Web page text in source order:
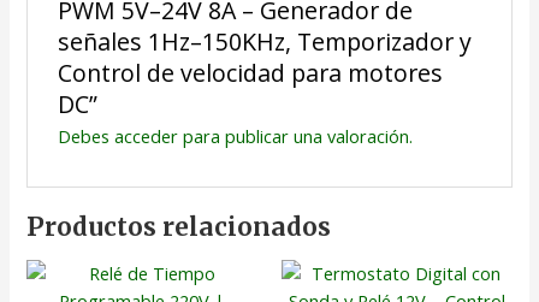
PWM 5V–24V 8A – Generador de
señales 1Hz–150KHz, Temporizador y
Control de velocidad para motores
DC”
Debes accederpara publicar una valoración.
Productos relacionados